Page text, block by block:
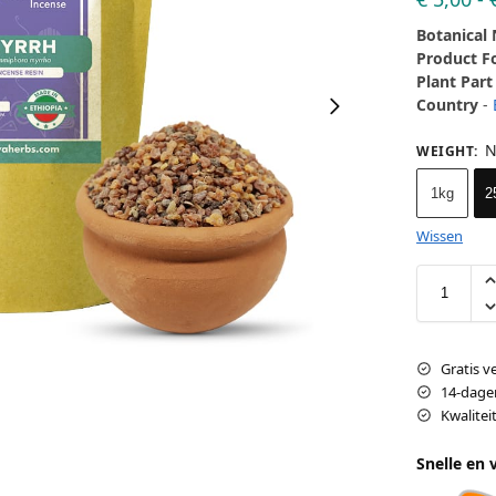
Botanical
Product
Plant Part
Country -
WEIGHT:
1kg
Wissen
Gratis
14-
Snelle en